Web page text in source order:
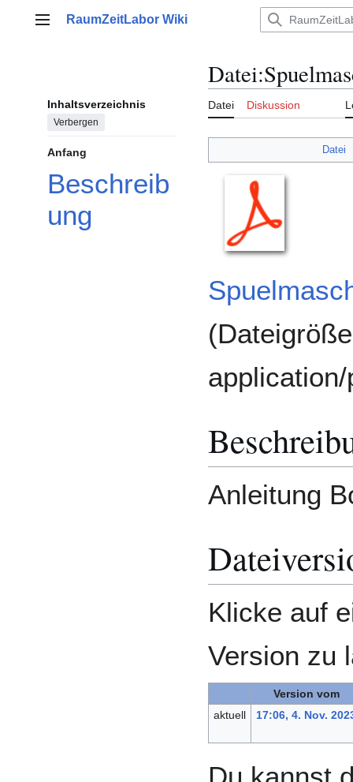
Hauptmenü
RaumZeitLabor Wiki
Inhaltsverzeichnis
Verbergen
Anfang
Beschreib
ung
Datei:
Datei Diskussion
Datei
application/
Anleitung
Klicke auf
Version zu
Version vom
aktuell
17:06, 4. Nov.